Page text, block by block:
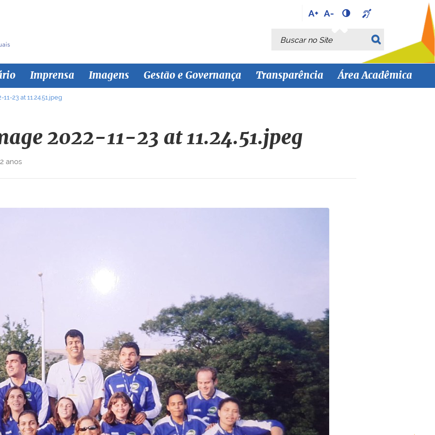
A+ A-
Busca
Busca Avançada…
Imprensa Imagens Gestão e Governança Transparência Área Acadêmica
23 at 11.24.51.jpeg
2022-11-23 at 11.24.51.jpeg
anos